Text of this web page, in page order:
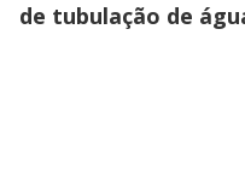
de tubulação de